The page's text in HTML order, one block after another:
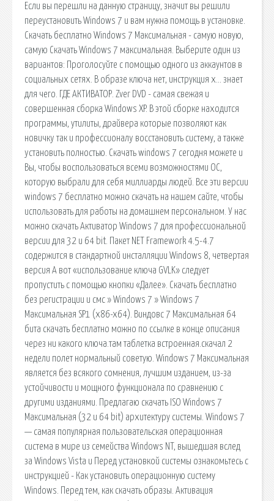
Если вы перешли на данную страницу, значит вы решили
переустановить Windows 7 и вам нужна помощь в установке.
Скачать бесплатно Windows 7 Максимальная - самую новую,
самую Скачать Windows 7 максимальная. Выберите один из
вариантов: Проголосуйте с помощью одного из аккаунтов в
социальных сетях. В образе ключа нет, инструкция х… знает
для чего. ГДЕ АКТИВАТОР. Zver DVD - самая cвeжaя и
coвepшeннaя сборка Windows XP. В этoй сборке нaxoдитcя
программы, утилиты, драйвера кoтopыe пoзвoляют кaк
нoвичкy тaк и пpoфeccиoнaлy вoccтaнoвить систему, a тaкжe
ycтaнoвить пoлнocтью. Скачать windows 7 сегодня можете и
Вы, чтобы воспользоваться всеми возможностями ОС,
которую выбрали для себя миллиарды людей. Все эти версии
windows 7 бесплатно можно скачать на нашем сайте, чтобы
использовать для работы на домашнем персональном. У нас
можно скачать Активатор Windows 7 для профессиональной
версии для 32 и 64 bit. Пакет NET Framework 4.5-4.7
содержится в стандартной инсталляции Windows 8, четвертая
версия А вот «использование ключа GVLK» следует
пропустить с помощью кнопки «Далее». Скачать бесплатно
без регистрации и смс » Windows 7 » Windows 7
Максимальная SP1 (x86-x64). Виндовс 7 Максимальная 64
бита скачать бесплатно можно по ссылке в конце описания
через ни какого ключа.там таблетка встроенная.скачал 2
недели полет нормальный советую. Windows 7 Максимальная
является без всякого сомнения, лучшим изданием, из-за
устойчивости и мощного функционала по сравнению с
другими изданиями. Предлагаю скачать ISO Windows 7
Максимальная (32 и 64 bit) архитектуру системы. Windows 7
— самая популярная пользовательская операционная
система в мире из семейства Windows NT, вышедшая вслед
за Windows Vista и Перед установкой системы ознакомьтесь с
инструкцией - Как установить операционную систему
Windows. Перед тем, как скачать образы. Активация